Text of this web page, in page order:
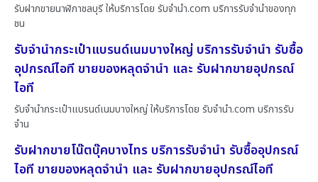
รับฝากขายนาฬิกาชลบุรี ให้บริการโดย รับจํานํา.com บริการรับจำนำของทุก
ชน
รับจำนำกระเป๋าแบรนด์เนมบางใหญ่ บริการรับจำนำ รับซื้อ
อุปกรณ์ไอที ขายของหลุดจำนำ และ รับฝากขายอุปกรณ์
ไอที
รับจำนำกระเป๋าแบรนด์เนมบางใหญ่ ให้บริการโดย รับจํานํา.com บริการรับ
จำน
รับฝากขายโน๊ตบุ๊คบางไทร บริการรับจำนำ รับซื้ออุปกรณ์
ไอที ขายของหลุดจำนำ และ รับฝากขายอุปกรณ์ไอที